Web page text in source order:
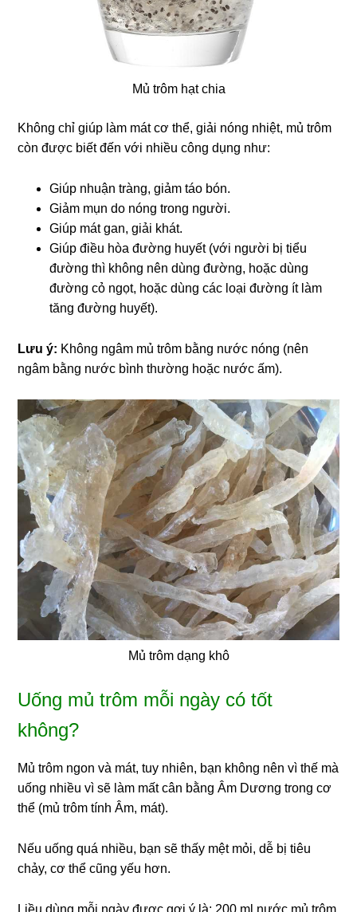
Mủ trôm hạt chia
Không chỉ giúp làm mát cơ thể, giải nóng nhiệt, mủ trôm
còn được biết đến với nhiều công dụng như:
Giúp nhuận tràng, giảm táo bón.
Giảm mụn do nóng trong người.
Giúp mát gan, giải khát.
Giúp điều hòa đường huyết (với người bị tiểu
đường thì không nên dùng đường, hoặc dùng
đường cỏ ngọt, hoặc dùng các loại đường ít làm
tăng đường huyết).
Lưu ý: Không ngâm mủ trôm bằng nước nóng (nên
ngâm bằng nước bình thường hoặc nước ấm).
Mủ trôm dạng khô
Uống mủ trôm mỗi ngày có tốt
không?
Mủ trôm ngon và mát, tuy nhiên, bạn không nên vì thế mà
uống nhiều vì sẽ làm mất cân bằng Âm Dương trong cơ
thể (mủ trôm tính Âm, mát).
Nếu uống quá nhiều, bạn sẽ thấy mệt mỏi, dễ bị tiêu
chảy, cơ thể cũng yếu hơn.
Liều dùng mỗi ngày được gợi ý là: 200 ml nước mủ trôm